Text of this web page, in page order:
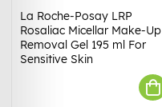
La Roche-Posay LRP
Rosaliac Micellar Make-Up
Removal Gel 195 ml For
Sensitive Skin